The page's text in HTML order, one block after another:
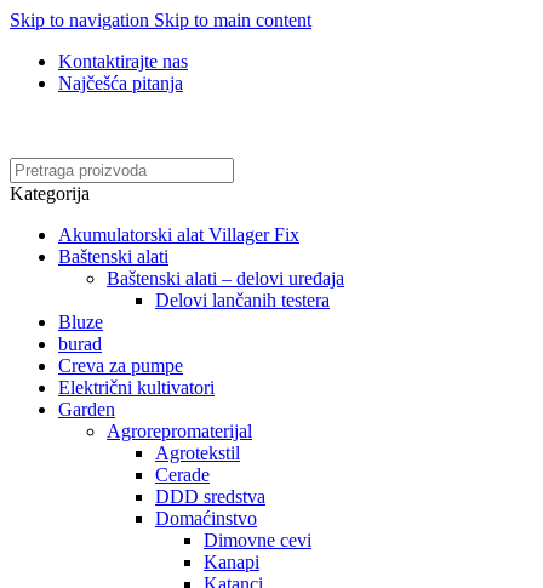
Skip to navigation Skip to main content
Kontaktirajte nas
Najčešća pitanja
Kategorija
Akumulatorski alat Villager Fix
Baštenski alati
Baštenski alati – delovi uređaja
Delovi lančanih testera
Bluze
burad
Creva za pumpe
Električni kultivatori
Garden
Agrorepromaterijal
Agrotekstil
Cerade
DDD sredstva
Domaćinstvo
Dimovne cevi
Kanapi
Katanci